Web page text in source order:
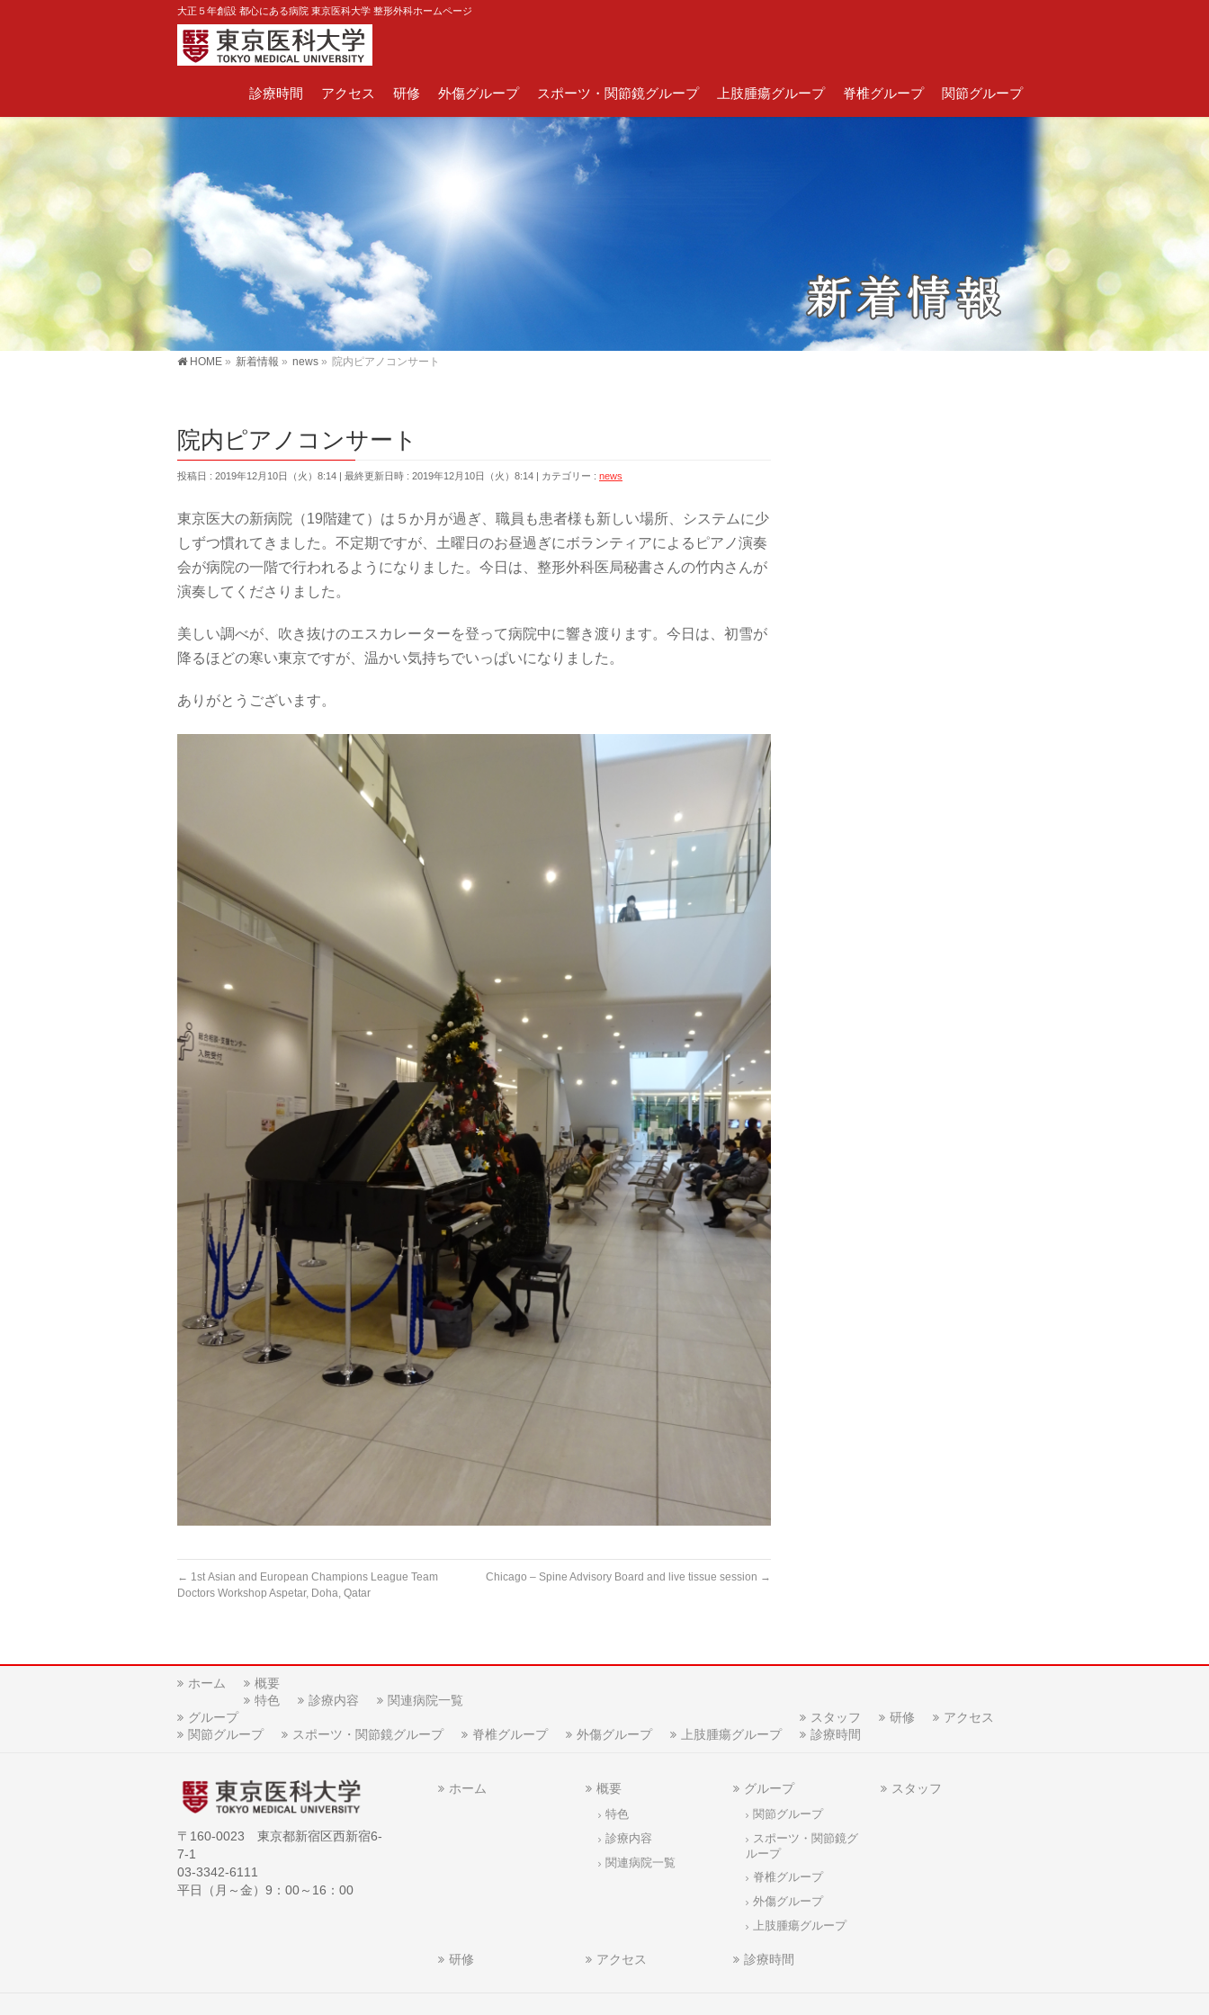
大正５年創設 都心にある病院 東京医科大学 整形外科ホームページ
診療時間 アクセス 研修 外傷グループ スポーツ・関節鏡グループ 上肢腫瘍グループ 脊椎グループ 関節グループ
HOME » 新着情報 » news » 院内ピアノコンサート
院内ピアノコンサート
投稿日 : 2019年12月10日（火）8:14 最終更新日時 : 2019年12月10日（火）8:14 カテゴリー : news
東京医大の新病院（19階建て）は５か月が過ぎ、職員も患者様も新しい場所、システムに少
しずつ慣れてきました。不定期ですが、土曜日のお昼過ぎにボランティアによるピアノ演奏
会が病院の一階で行われるようになりました。今日は、整形外科医局秘書さんの竹内さんが
演奏してくださりました。
美しい調べが、吹き抜けのエスカレーターを登って病院中に響き渡ります。今日は、初雪が
降るほどの寒い東京ですが、温かい気持ちでいっぱいになりました。
ありがとうございます。
← 1st Asian and European Champions League Team
Doctors Workshop Aspetar, Doha, Qatar
Chicago – Spine Advisory Board and live tissue session →
ホーム
概要
特色
診療内容
関連病院一覧
グループ
関節グループ
スポーツ・関節鏡グループ 脊椎グループ 外傷グループ 上肢腫瘍グループ
スタッフ 研修
アクセス
診療時間
〒160-0023 東京都新宿区西新宿6-
7-1
03-3342-6111
平日（月～金）9：00～16：00
ホーム 概要
特色
診療内容
関連病院一覧
グループ
関節グループ
スポーツ・関節鏡グ
ループ
脊椎グループ
外傷グループ
上肢腫瘍グループ
スタッフ
研修 アクセス 診療時間